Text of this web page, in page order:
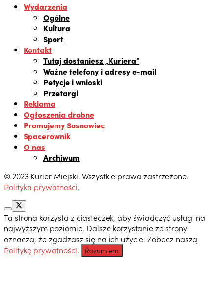
Wydarzenia
Ogólne
Kultura
Sport
Kontakt
Tutaj dostaniesz „Kuriera”
Ważne telefony i adresy e-mail
Petycje i wnioski
Przetargi
Reklama
Ogłoszenia drobne
Promujemy Sosnowiec
Spacerownik
O nas
Archiwum
© 2023 Kurier Miejski. Wszystkie prawa zastrzeżone.
Polityka prywatności.
Ta strona korzysta z ciasteczek, aby świadczyć usługi na
najwyższym poziomie. Dalsze korzystanie ze strony
oznacza, że zgadzasz się na ich użycie. Zobacz naszą
Politykę prywatności. Rozumiem